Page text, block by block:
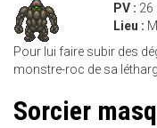
PV : 26
Lieu :
Pour lui faire subir des
monstre-roc de sa
Sorcier